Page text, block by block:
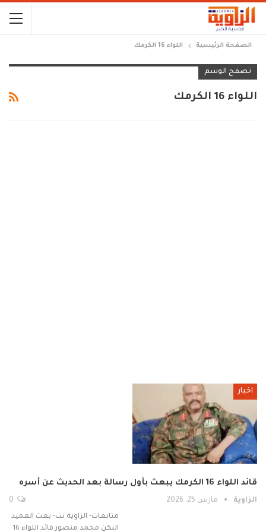
الصفحة الرئيسية اللواء 16 الكرمك
تصفح الوسم
اللواء 16 الكرمك
اخبار
قائد اللواء 16 الكرمك يبعث بأول رسالة بعد الحديث عن أسره
الزاوية مارس 25, 2026
متابعات- الزاوية نت- بعث العميد
الىكن محمد منصور قائد اللواء 16